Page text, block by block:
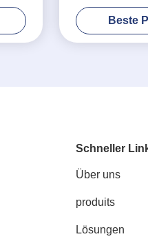
Beste
Schneller
Über uns
produits
Lösungen